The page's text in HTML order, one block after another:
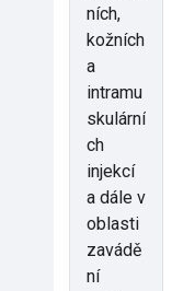
ních,
kožních
a
intramu
skulární
ch
injekcí
a dále v
oblasti
zavádě
ní